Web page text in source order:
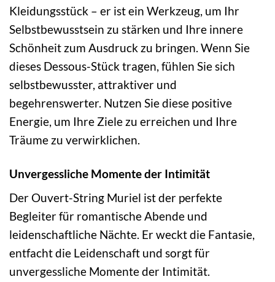
Kleidungsstück – er ist ein Werkzeug, um Ihr
Selbstbewusstsein zu stärken und Ihre innere
Schönheit zum Ausdruck zu bringen. Wenn Sie
dieses Dessous-Stück tragen, fühlen Sie sich
selbstbewusster, attraktiver und
begehrenswerter. Nutzen Sie diese positive
Energie, um Ihre Ziele zu erreichen und Ihre
Träume zu verwirklichen.
Unvergessliche Momente der Intimität
Der Ouvert-String Muriel ist der perfekte
Begleiter für romantische Abende und
leidenschaftliche Nächte. Er weckt die Fantasie,
entfacht die Leidenschaft und sorgt für
unvergessliche Momente der Intimität.